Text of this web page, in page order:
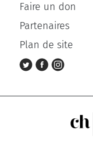
Faire un don
Partenaires
Plan de site